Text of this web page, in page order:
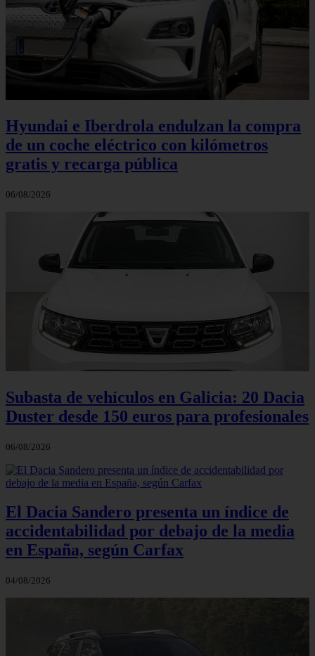
Hyundai e Iberdrola endulzan la compra
de un coche eléctrico con kilómetros
gratis y recarga pública
06/08/2026
Subasta de vehículos en Galicia: 20 Dacia
Duster desde 150 euros para profesionales
06/08/2026
El Dacia Sandero presenta un índice de
accidentabilidad por debajo de la media
en España, según Carfax
04/08/2026